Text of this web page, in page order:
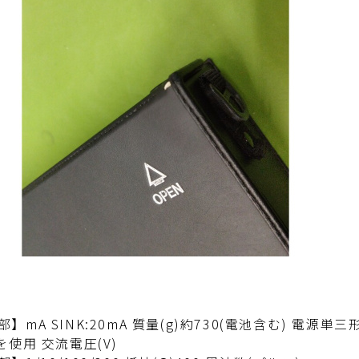
部】mA SINK:20mA 質量(g)約730(電池含む) 電源単三
使用 交流電圧(V)